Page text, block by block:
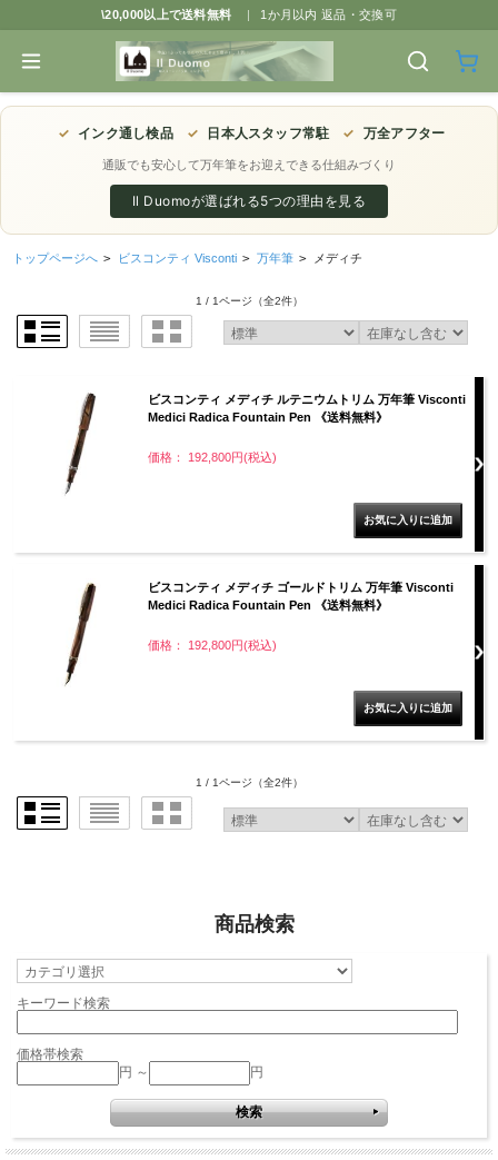
\20,000以上で送料無料 | 1か月以内 返品・交換可
✓ インク通し検品 ✓ 日本人スタッフ常駐 ✓ 万全アフター
通販でも安心して万年筆をお迎えできる仕組みづくり
Il Duomoが選ばれる5つの理由を見る
トップページへ > ビスコンティ Visconti > 万年筆 > メディチ
1 / 1ページ （全2件）
ビスコンティ メディチ ルテニウムトリム 万年筆 Visconti
Medici Radica Fountain Pen 《送料無料》
価格： 192,800円(税込)
ビスコンティ メディチ ゴールドトリム 万年筆 Visconti
Medici Radica Fountain Pen 《送料無料》
価格： 192,800円(税込)
1 / 1ページ （全2件）
商品検索
キーワード検索
価格帯検索
円 ～
円